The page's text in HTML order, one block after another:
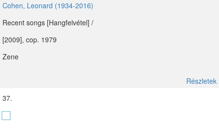
Cohen, Leonard (1934-2016)
Recent songs [Hangfelvétel] /
[2009], cop. 1979
Zene
Részletek
37.